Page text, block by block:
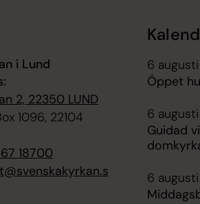
i Lund
2, 22350 LUND
1096, 22104
18700
6
Öppet
6 augusti
Guidad
6 augusti